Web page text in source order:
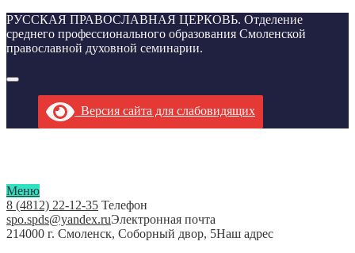
РУССКАЯ ПРАВОСЛАВНАЯ ЦЕРКОВЬ. Отделение
среднего профессионального образования Смоленской
православной духовной семинарии.
Версия сайта для слабовидящих
Меню
8 (4812) 22-12-35 Телефон
spo.spds@yandex.ruЭлектронная почта
214000 г. Смоленск, Соборный двор, 5Наш адрес